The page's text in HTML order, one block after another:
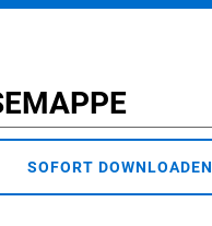
SOFORT DOWNLOADEN